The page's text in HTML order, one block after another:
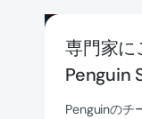
専門家に
Penguin
Penguinのチ